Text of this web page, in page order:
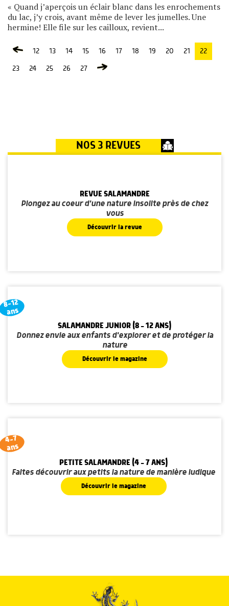
« Quand j’aperçois un éclair blanc dans les enrochements
du lac, j’y crois, avant même de lever les jumelles. Une
hermine! Elle file sur les cailloux, revient...
12 13 14 15 16 17 18 19 20 21 22
23 24 25 26 27
NOS 3 REVUES
REVUE SALAMANDRE
Plongez au coeur d'une nature insolite près de chez
vous
Découvrir la revue
8-12
ans
SALAMANDRE JUNIOR (8 - 12 ANS)
Donnez envie aux enfants d'explorer et de protéger la
nature
Découvrir le magazine
4-7
ans
PETITE SALAMANDRE (4 - 7 ANS)
Faites découvrir aux petits la nature de manière ludique
Découvrir le magazine